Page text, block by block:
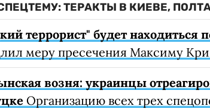
ТЕРАКТЫ В КИЕВЕ,
террорист" будет находиться
меру пресечения Максиму
возня: украинцы
Организацию всех трех